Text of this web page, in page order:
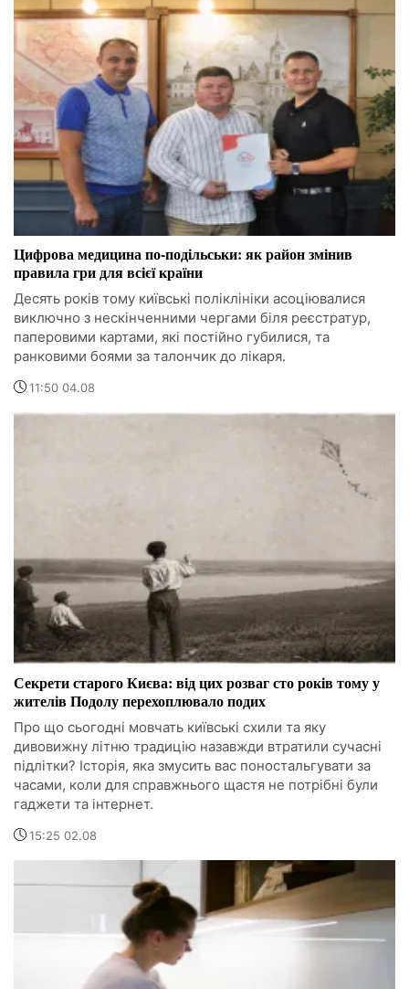
Цифрова медицина по-подільськи: як район змінив
правила гри для всієї країни
Десять років тому київські поліклініки асоціювалися
виключно з нескінченними чергами біля реєстратур,
паперовими картами, які постійно губилися, та
ранковими боями за талончик до лікаря.
11:50 04.08
Секрети старого Києва: від цих розваг сто років тому у
жителів Подолу перехоплювало подих
Про що сьогодні мовчать київські схили та яку
дивовижну літню традицію назавжди втратили сучасні
підлітки? Історія, яка змусить вас поностальгувати за
часами, коли для справжнього щастя не потрібні були
гаджети та інтернет.
15:25 02.08